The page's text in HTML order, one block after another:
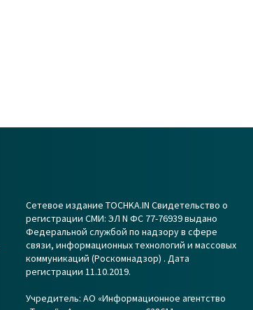
Сетевое издание TOCHKA.IN Свидетельство о
регистрации СМИ: ЭЛ N ФС 77-76939 выдано
Федеральной службой по надзору в сфере
связи, информационных технологий и массовых
коммуникаций (Роскомнадзор) . Дата
регистрации 11.10.2019.
Учредитель: АО «Информационное агентство